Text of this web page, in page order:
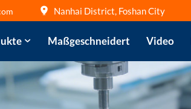
Nanhai District, Foshan City
Maßgeschneidert Video